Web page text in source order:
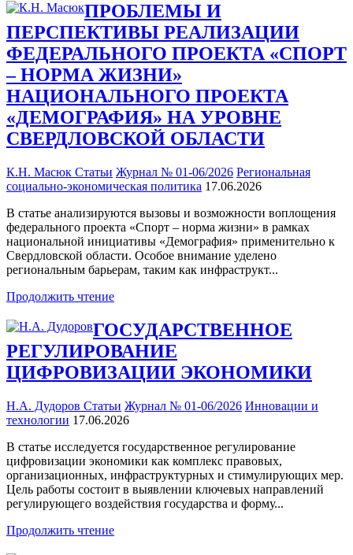
ПРОБЛЕМЫ И
ПЕРСПЕКТИВЫ РЕАЛИЗАЦИИ
ФЕДЕРАЛЬНОГО ПРОЕКТА «СПОРТ
– НОРМА ЖИЗНИ»
НАЦИОНАЛЬНОГО ПРОЕКТА
«ДЕМОГРАФИЯ» НА УРОВНЕ
СВЕРДЛОВСКОЙ ОБЛАСТИ
К.Н. Масюк Статьи Журнал № 01-06/2026 Региональная
социально-экономическая политика 17.06.2026
В статье анализируются вызовы и возможности воплощения
федерального проекта «Спорт – норма жизни» в рамках
национальной инициативы «Демография» применительно к
Свердловской области. Особое внимание уделено
региональным барьерам, таким как инфраструкт...
Продолжить чтение
ГОСУДАРСТВЕННОЕ
РЕГУЛИРОВАНИЕ
ЦИФРОВИЗАЦИИ ЭКОНОМИКИ
Н.А. Дудоров Статьи Журнал № 01-06/2026 Инновации и
технологии 17.06.2026
В статье исследуется государственное регулирование
цифровизации экономики как комплекс правовых,
организационных, инфраструктурных и стимулирующих мер.
Цель работы состоит в выявлении ключевых направлений
регулирующего воздействия государства и форму...
Продолжить чтение